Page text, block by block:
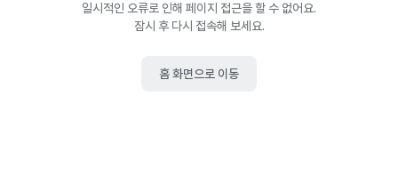
일시적인 오류로 인해 페이지 접근을 할 수 없어요.
잠시 후 다시 접속해 보세요.
홈 화면으로 이동